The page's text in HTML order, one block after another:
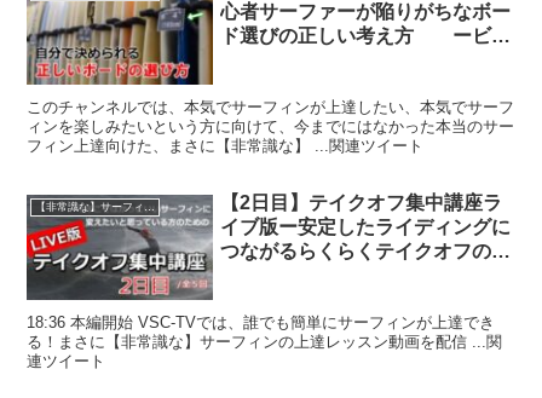
心者サーファーが陥りがちなボー
ド選びの正しい考え方 ービレ
このチャンネルでは、本気でサーフィンが上達したい、本気でサーフ
ィンを楽しみたいという方に向けて、今までにはなかった本当のサー
フィン上達向けた、まさに【非常識な】 ...関連ツイート
【非常識な】サーフィン上達マニュアル
【2日目】テイクオフ集中講座ラ
イブ版ー安定したライディングに
つながるらくらくテイクオフの方
18:36 本編開始 VSC-TVでは、誰でも簡単にサーフィンが上達でき
る！まさに【非常識な】サーフィンの上達レッスン動画を配信 ...関
連ツイート